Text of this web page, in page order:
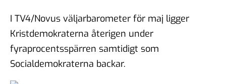
I TV4/Novus väljarbarometer för maj ligger
Kristdemokraterna återigen under
fyraprocentsspärren samtidigt som
Socialdemokraterna backar.